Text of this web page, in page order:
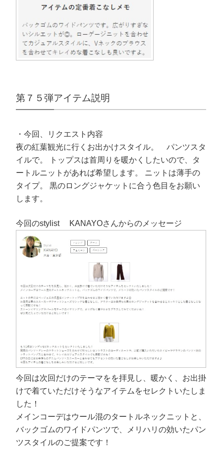
第７５弾アイテム説明
・今回、リクエスト内容
夜の紅葉観光に行くお出かけスタイル。 パンツスタ
イルで。 トップスは首周りを暖かくしたいので、タ
ートルニットがあれば希望します。 ニットは薄手の
タイプ。 黒のロングジャケットに合う色目をお願い
します。
今回のstylist KANAYOさんからのメッセージ
今回は次回だけのテーマをを拝見し、暖かく、お出掛
けで着ていただけそうなアイテムをセレクトいたしま
した！
メインコーデはウール混のタートルネックニットと、
バックゴムのワイドパンツで、メリハリの効いたパン
ツスタイルのご提案です！